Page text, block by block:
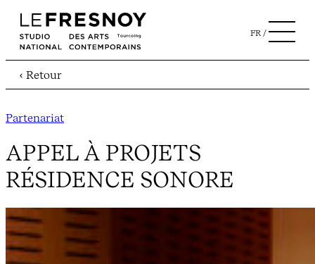
FR
‹ Retour
Partenariat
APPEL À PROJETS
RÉSIDENCE SONORE